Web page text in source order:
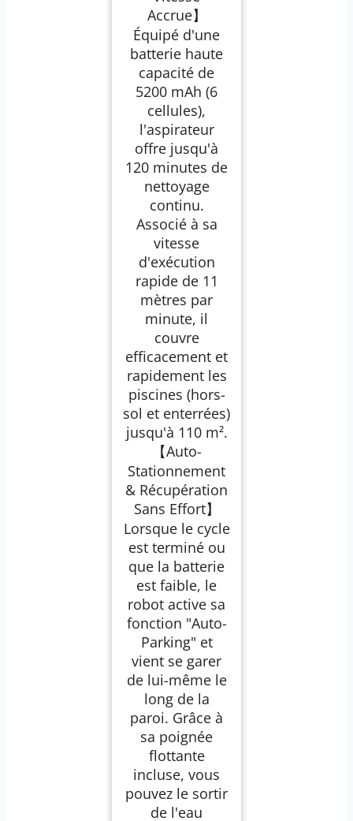
Robot pour Piscine
Hors-Sol ou
Enterrée à Fond Plat
jusqu'à 110 m²(n)
Accrue】
Équipé d'une
batterie haute
capacité de
5200 mAh (6
cellules),
l'aspirateur
offre jusqu'à
120 minutes de
nettoyage
continu.
Associé à sa
vitesse
d'exécution
rapide de 11
mètres par
minute, il
couvre
efficacement et
rapidement les
piscines (hors-
sol et enterrées)
jusqu'à 110 m².
【Auto-
Stationnement
& Récupération
Sans Effort】
Lorsque le cycle
est terminé ou
que la batterie
est faible, le
robot active sa
fonction "Auto-
Parking" et
vient se garer
de lui-même le
long de la
paroi. Grâce à
sa poignée
flottante
incluse, vous
pouvez le sortir
de l'eau